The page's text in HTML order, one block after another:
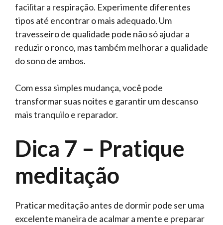
facilitar a respiração. Experimente diferentes
tipos até encontrar o mais adequado. Um
travesseiro de qualidade pode não só ajudar a
reduzir o ronco, mas também melhorar a qualidade
do sono de ambos.
Com essa simples mudança, você pode
transformar suas noites e garantir um descanso
mais tranquilo e reparador.
Dica 7 – Pratique
meditação
Praticar meditação antes de dormir pode ser uma
excelente maneira de acalmar a mente e preparar